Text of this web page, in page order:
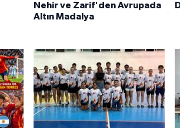
Nehir ve Zarif'den Avrupada
Altın Madalya